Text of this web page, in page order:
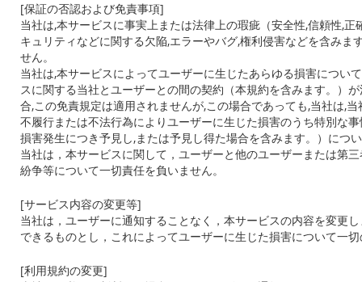
[保証の否認および免責事項]
当社は,本サービスに事実上または法律上の瑕疵（安全性,信頼性,正
キュリティなどに関する欠陥,エラーやバグ,権利侵害などを含みま
せん。
当社は,本サービスによってユーザーに生じたあらゆる損害につい
スに関する当社とユーザーとの間の契約（本規約を含みます。）
合,この免責規定は適用されませんが,この場合であっても,当社は,
不履行または不法行為によりユーザーに生じた損害のうち特別な
損害発生につき予見し,または予見し得た場合を含みます。）につ
当社は，本サービスに関して，ユーザーと他のユーザーまたは第
紛争等について一切責任を負いません。
[サービス内容の変更等]
当社は，ユーザーに通知することなく，本サービスの内容を変更
できるものとし，これによってユーザーに生じた損害について一
[利用規約の変更]